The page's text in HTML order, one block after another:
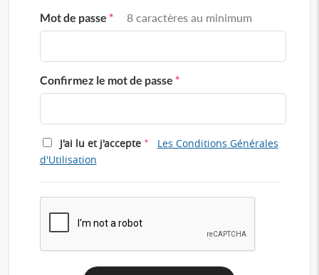
Mot de passe * 8 caractères au minimum
Confirmez le mot de passe *
J'ai lu et j'accepte *
Les Conditions Générales
d'Utilisation